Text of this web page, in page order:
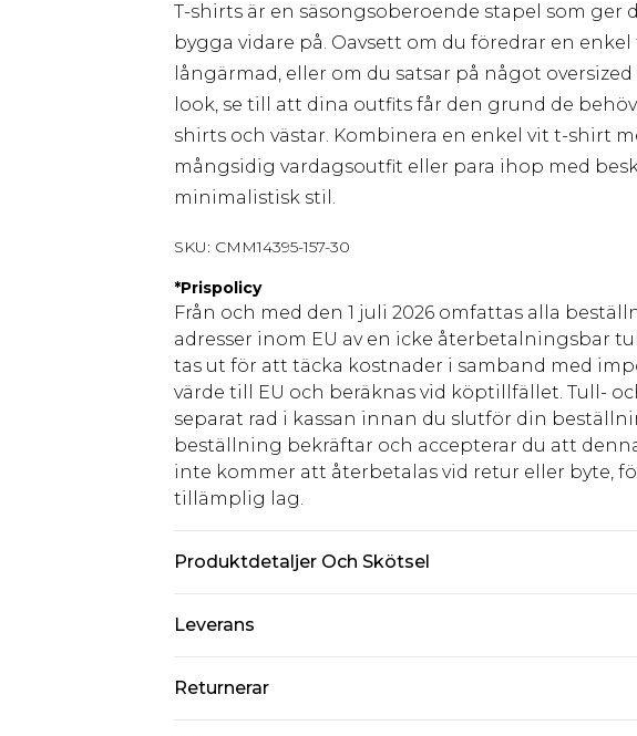
T-shirts är en säsongsoberoende stapel som
bygga vidare på. Oavsett om du föredrar en
långärmad, eller om du satsar på något
look, se till att dina outfits får den grund de
shirts och västar. Kombinera en enkel vit t-shirt
mångsidig vardagsoutfit eller para ihop med
minimalistisk stil.
SKU: CMM14395-157-30
*Prispolicy
Från och med den 1 juli 2026 omfattas alla
adresser inom EU av en icke återbetalningsbar
tas ut för att täcka kostnader i samband med
värde till EU och beräknas vid köptillfället. Tull-
separat rad i kassan innan du slutför din
beställning bekräftar och accepterar du att
inte kommer att återbetalas vid retur eller byte,
tillämplig lag.
Produktdetaljer Och Skötsel
Leverans
Standardleverans Sverige
Returnerar